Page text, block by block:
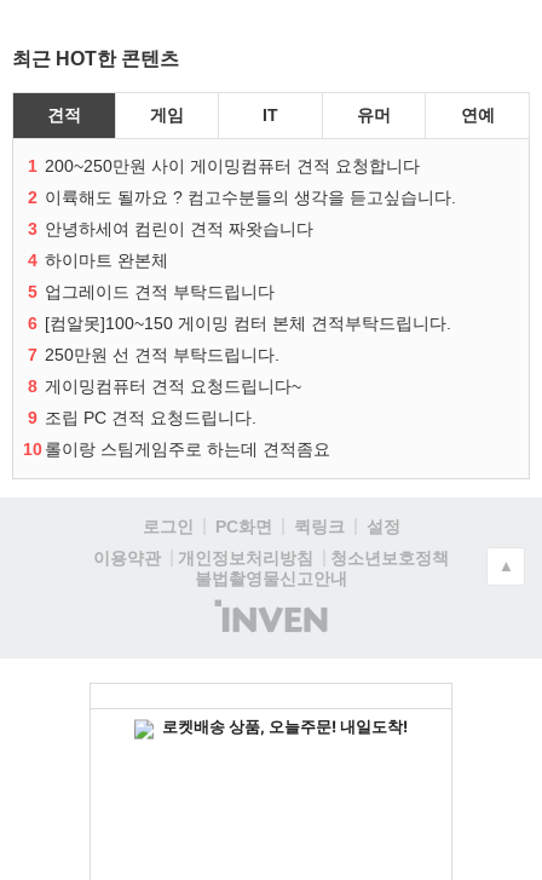
최근 HOT한 콘텐츠
견적 게임 IT 유머 연예
1 200~250만원 사이 게이밍컴퓨터 견적 요청합니다
2 이륙해도 될까요 ? 컴고수분들의 생각을 듣고싶습니다.
3 안녕하세여 컴린이 견적 짜왓습니다
4 하이마트 완본체
5 업그레이드 견적 부탁드립니다
6 [컴알못]100~150 게이밍 컴터 본체 견적부탁드립니다.
7 250만원 선 견적 부탁드립니다.
8 게이밍컴퓨터 견적 요청드립니다~
9 조립 PC 견적 요청드립니다.
10롤이랑 스팀게임주로 하는데 견적좀요
로그인 PC화면 퀵링크
설정
이용약관
개인정보처리방침
청소년보호정책
불법촬영물신고안내
(주)
인
▲